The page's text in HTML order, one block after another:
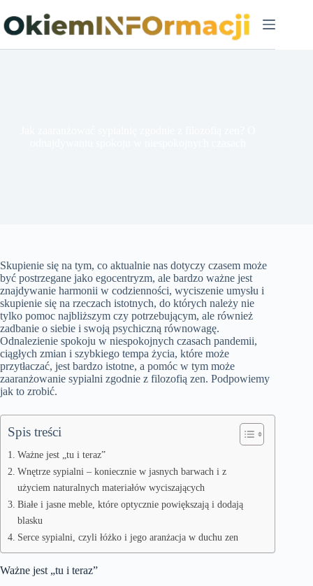
do
treści
Skupienie się na tym, co aktualnie nas dotyczy czasem może
być postrzegane jako egocentryzm, ale bardzo ważne jest
znajdywanie harmonii w codzienności, wyciszenie umysłu i
skupienie się na rzeczach istotnych, do których należy nie
tylko pomoc najbliższym czy potrzebującym, ale również
zadbanie o siebie i swoją psychiczną równowagę.
Odnalezienie spokoju w niespokojnych czasach pandemii,
ciągłych zmian i szybkiego tempa życia, które może
przytłaczać, jest bardzo istotne, a pomóc w tym może
zaaranżowanie sypialni zgodnie z filozofią zen. Podpowiemy
jak to zrobić.
Spis treści
Ważne jest „tu i teraz”
Wnętrze sypialni – koniecznie w jasnych barwach i z
użyciem naturalnych materiałów wyciszających
Białe i jasne meble, które optycznie powiększają i dodają
blasku
Serce sypialni, czyli łóżko i jego aranżacja w duchu zen
Ważne jest „tu i teraz”